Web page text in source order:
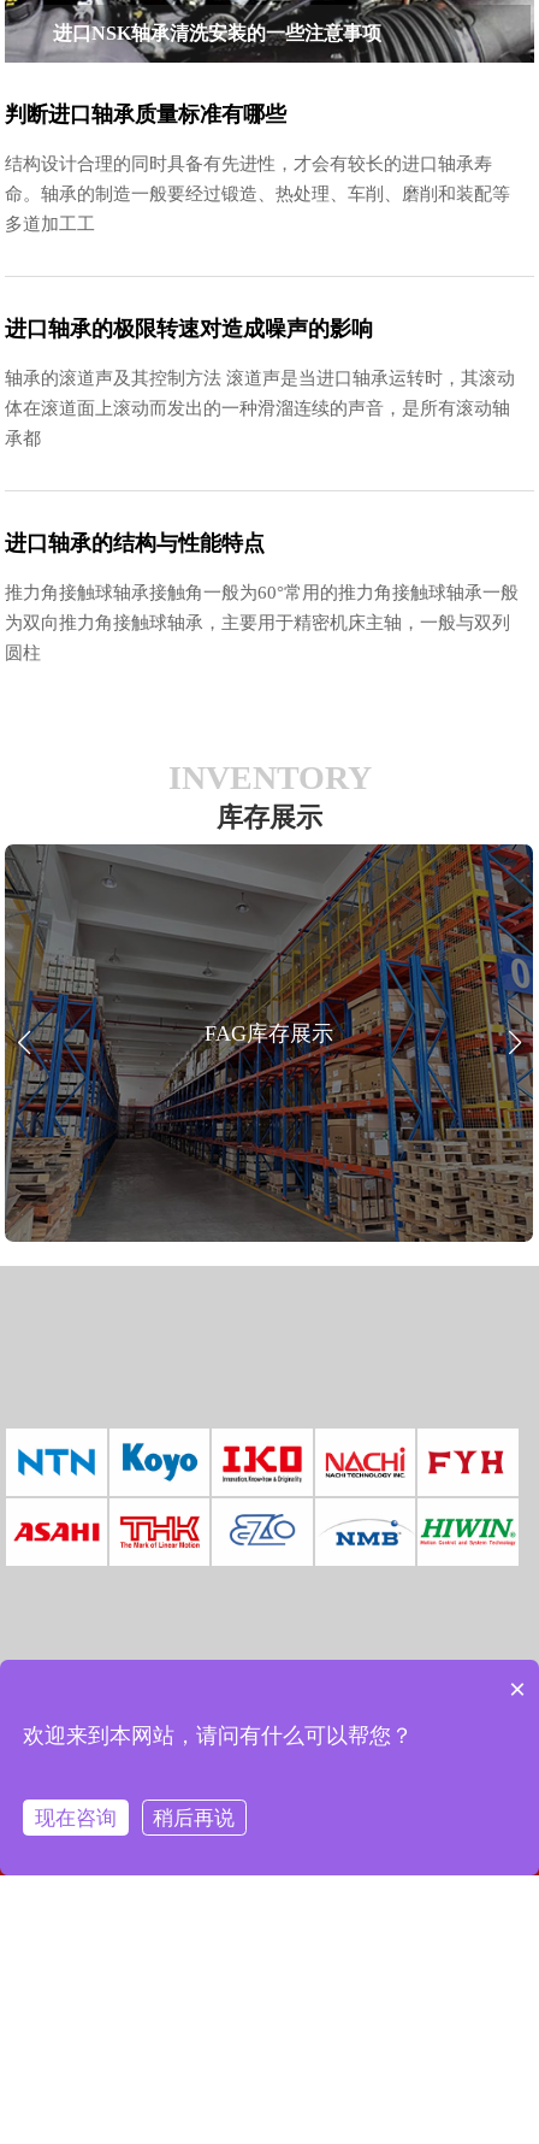
进口NSK轴承清洗安装的一些注意事项
判断进口轴承质量标准有哪些
结构设计合理的同时具备有先进性，才会有较长的进口轴承寿
命。轴承的制造一般要经过锻造、热处理、车削、磨削和装配等
多道加工工
进口轴承的极限转速对造成噪声的影响
轴承的滚道声及其控制方法 滚道声是当进口轴承运转时，其滚动
体在滚道面上滚动而发出的一种滑溜连续的声音，是所有滚动轴
承都
进口轴承的结构与性能特点
推力角接触球轴承接触角一般为60°常用的推力角接触球轴承一般
为双向推力角接触球轴承，主要用于精密机床主轴，一般与双列
圆柱
INVENTORY
库存展示
FAG库存展示
联系我们
×
欢迎来到本网站，请问有什么可以帮您？
现在咨询 稍后再说